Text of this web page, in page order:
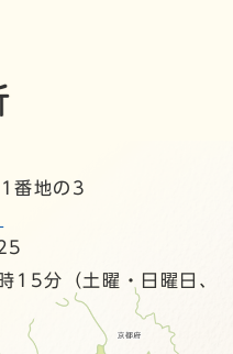
番地の3
15分（土曜・日曜日、